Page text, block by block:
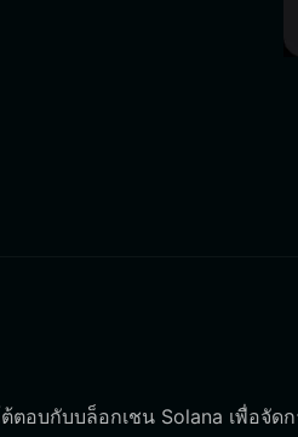
อบกับบล็อกเชน Solana เพื่อจัดก